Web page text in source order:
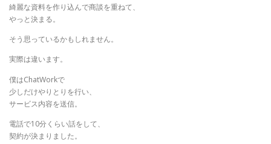
綺麗な資料を作り込んで商談を重ねて、
やっと決まる。
そう思っているかもしれません。
実際は違います。
僕はChatWorkで
少しだけやりとりを行い、
サービス内容を送信。
電話で10分くらい話をして、
契約が決まりました。